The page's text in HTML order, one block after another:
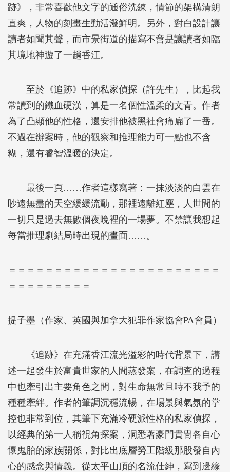
跡》，非常喜歡他文字的通俗洗鍊，情節的架構清朗
直爽，人物的刻畫生動活潑鮮明。另外，對白設計讓
讀者如聞其聲，而市景街道的描寫不啻是讓讀者如臨
其境地神遊了一趟香江。
至於《追跡》中的私家偵探（許先生），比起我
常讀到的鐵血硬漢，算是一名個性溫柔的文青。作者
為了凸顯他的性格，還安排他被黑社會痛扁了一番。
不過在辦案時，他的觀察和推理能力可一點也不含
糊，還有睿智溫暖的決定。
最後一頁……作者這樣寫著：一抹淡淡的白雲在
眇遠無盡的天空緩緩流動，那裡遠離紅塵，人世間的
一切只是過去無數個夜晚裡的一場夢。不禁讓我想起
每當推理劇結局時出現的畫面……。
＝＝＝＝＝＝＝＝＝＝＝＝＝＝＝＝＝＝＝＝＝＝＝
＝＝＝＝＝＝＝＝＝
提子墨（作家、英國與加拿大犯罪作家協會PA會員）
《追跡》在充滿香江流光溢彩的時代背景下，講
述一起發生於富貴世家的人間蒸發案，在調查的過程
中也牽引出主要角色之間，對生命無常且時不我予的
種種牽絆。作者的筆調沉穩流暢，在場景與氣氛的掌
控也非常到位，其筆下充滿冷硬派性格的私家偵探，
以經典的第一人稱視角探案，洞悉著豪門貴冑各自心
懷鬼胎的家族關係，對比出底層勞工階級那股發自內
心的感念與情義。從太平山頂的名流仕紳，寫到邊緣